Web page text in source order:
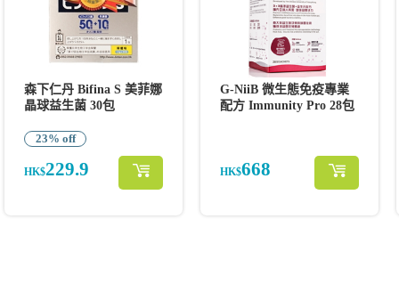
森下仁丹 Bifina S 美菲娜
晶球益生菌 30包
23% off
HK$229.9
G-NiiB 微生態免疫專業
配方 Immunity Pro 28包
HK$668